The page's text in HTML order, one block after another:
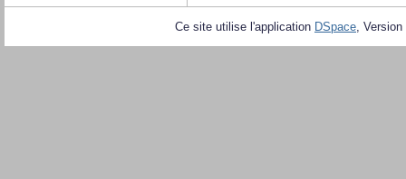
Ce site utilise l'application DSpace,